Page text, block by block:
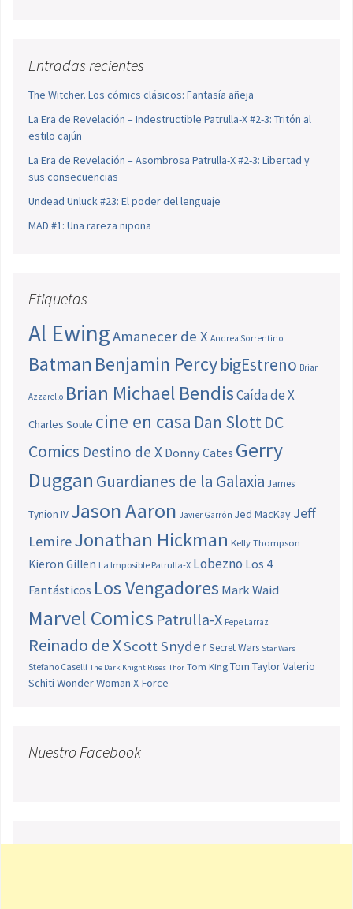
Entradas recientes
The Witcher. Los cómics clásicos: Fantasía añeja
La Era de Revelación – Indestructible Patrulla-X #2-3: Tritón al
estilo cajún
La Era de Revelación – Asombrosa Patrulla-X #2-3: Libertad y
sus consecuencias
Undead Unluck #23: El poder del lenguaje
MAD #1: Una rareza nipona
Etiquetas
Al EwingAmanecer de X Andrea Sorrentino
Batman Benjamin PercybigEstreno Brian
Azzarello Brian Michael BendisCaída de X
Charles Soule cine en casa Dan SlottDC
Comics Destino de X Donny Cates Gerry
Duggan Guardianes de la Galaxia James
Tynion IV Jason Aaron Javier Garrón Jed MacKay Jeff
LemireJonathan Hickman Kelly Thompson
Kieron Gillen La Imposible Patrulla-X Lobezno Los 4
Fantásticos Los Vengadores Mark Waid
Marvel Comics Patrulla-X Pepe Larraz
Reinado de XScott SnyderSecret Wars Star Wars
Stefano Caselli The Dark Knight Rises Thor Tom King Tom TaylorValerio
Schiti Wonder Woman X-Force
Nuestro Facebook